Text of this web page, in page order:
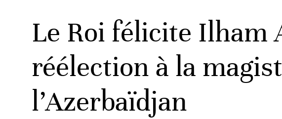
Le Roi félicite Ilham
réélection à la
l’Azerbaïdjan